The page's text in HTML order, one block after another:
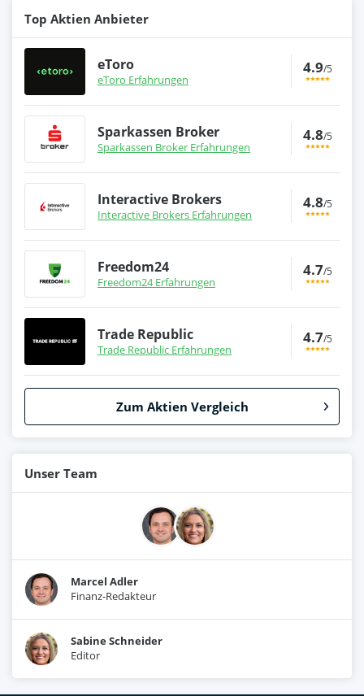
Top Aktien Anbieter
eToro
eToro Erfahrungen
4.9/5
Sparkassen Broker
Sparkassen Broker Erfahrungen
4.8/5
Interactive Brokers
Interactive Brokers Erfahrungen
4.8/5
Freedom24
Freedom24 Erfahrungen
4.7/5
Trade Republic
Trade Republic Erfahrungen
4.7/5
Zum Aktien Vergleich
Unser Team
Marcel Adler
Finanz-Redakteur
Sabine Schneider
Editor